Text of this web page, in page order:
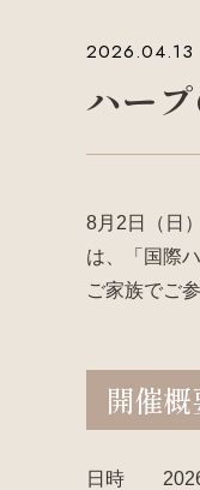
2026.04.13
ハー
8月2日（日
は、「国際
ご家族でご
開催概
日時 2026